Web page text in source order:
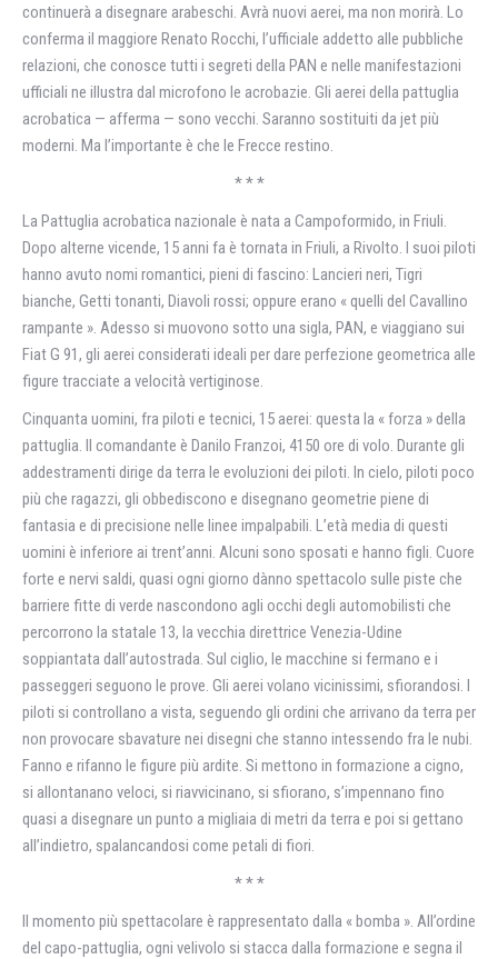
continuerà a disegnare arabeschi. Avrà nuovi aerei, ma non morirà. Lo
conferma il maggiore Renato Rocchi, l’ufficiale addetto alle pubbliche
relazioni, che conosce tutti i segreti della PAN e nelle manifestazioni
ufficiali ne illustra dal microfono le acrobazie. Gli aerei della pattuglia
acrobatica — afferma — sono vecchi. Saranno sostituiti da jet più
moderni. Ma l’importante è che le Frecce restino.
* * *
La Pattuglia acrobatica nazionale è nata a Campoformido, in Friuli.
Dopo alterne vicende, 15 anni fa è tornata in Friuli, a Rivolto. I suoi piloti
hanno avuto nomi romantici, pieni di fascino: Lancieri neri, Tigri
bianche, Getti tonanti, Diavoli rossi; oppure erano « quelli del Cavallino
rampante ». Adesso si muovono sotto una sigla, PAN, e viaggiano sui
Fiat G 91, gli aerei considerati ideali per dare perfezione geometrica alle
figure tracciate a velocità vertiginose.
Cinquanta uomini, fra piloti e tecnici, 15 aerei: questa la « forza » della
pattuglia. Il comandante è Danilo Franzoi, 4150 ore di volo. Durante gli
addestramenti dirige da terra le evoluzioni dei piloti. In cielo, piloti poco
più che ragazzi, gli obbediscono e disegnano geometrie piene di
fantasia e di precisione nelle linee impalpabili. L’età media di questi
uomini è inferiore ai trent’anni. Alcuni sono sposati e hanno figli. Cuore
forte e nervi saldi, quasi ogni giorno dànno spettacolo sulle piste che
barriere fitte di verde nascondono agli occhi degli automobilisti che
percorrono la statale 13, la vecchia direttrice Venezia-Udine
soppiantata dall’autostrada. Sul ciglio, le macchine si fermano e i
passeggeri seguono le prove. Gli aerei volano vicinissimi, sfiorandosi. I
piloti si controllano a vista, seguendo gli ordini che arrivano da terra per
non provocare sbavature nei disegni che stanno intessendo fra le nubi.
Fanno e rifanno le figure più ardite. Si mettono in formazione a cigno,
si allontanano veloci, si riavvicinano, si sfiorano, s’impennano fino
quasi a disegnare un punto a migliaia di metri da terra e poi si gettano
all’indietro, spalancandosi come petali di fiori.
* * *
Il momento più spettacolare è rappresentato dalla « bomba ». All’ordine
del capo-pattuglia, ogni velivolo si stacca dalla formazione e segna il